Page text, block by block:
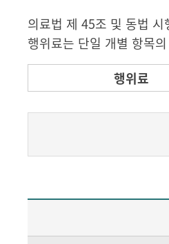
의료법 제 45조 및 동법
행위료는 단일 개별 항목
행위료